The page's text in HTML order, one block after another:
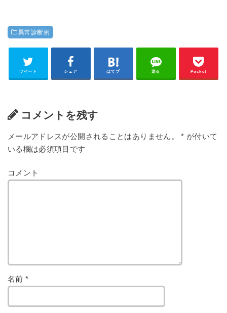
異常診断例
ツイート シェア はてブ 送る Pocket
コメントを残す
メールアドレスが公開されることはありません。 * が付いて
いる欄は必須項目です
コメント
名前 *